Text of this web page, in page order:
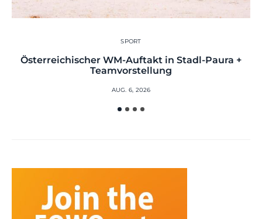
SPORT
Österreichischer WM-Auftakt in Stadl-Paura +
Teamvorstellung
AUG. 6, 2026